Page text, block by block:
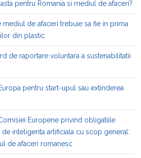
pentru Romania si mediul de afaceri?
mediul de afaceri trebuie sa fie in prima
din plastic
de raportare voluntara a sustenabilitatii
pentru start-upul sau extinderea
Europene privind obligatiile
inteligenta artificiala cu scop general:
de afaceri romanesc